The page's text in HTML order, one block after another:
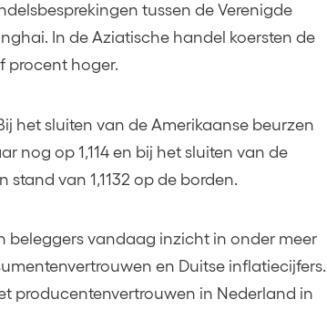
tussen de Verenigde
In de Aziatische handel koersten de
procent hoger.
het sluiten van de Amerikaanse beurzen
nog op 1,114 en bij het sluiten van de
stand van 1,1132 op de borden.
beleggers vandaag inzicht in onder meer
en Duitse inflatiecijfers.
producentenvertrouwen in Nederland in